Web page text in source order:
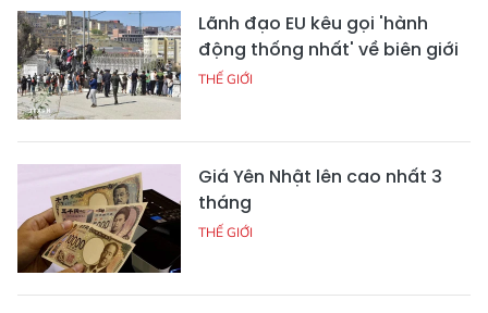
Lãnh đạo EU kêu gọi 'hành
động thống nhất' về biên giới
THẾ GIỚI
Giá Yên Nhật lên cao nhất 3
tháng
THẾ GIỚI